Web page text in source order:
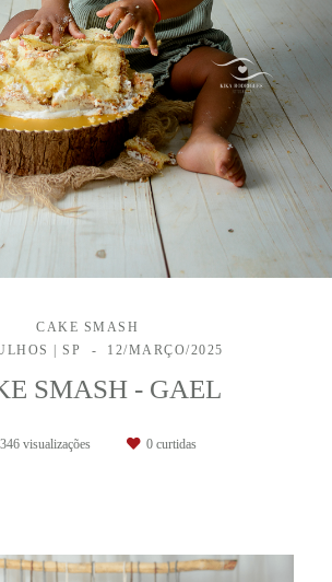
CAKE SMASH
| SP
12/MARÇO/2025
SMASH - GAEL
346 visualizações 0 curtidas